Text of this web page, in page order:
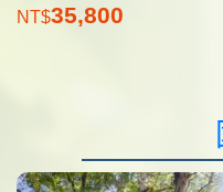
NT$35,800